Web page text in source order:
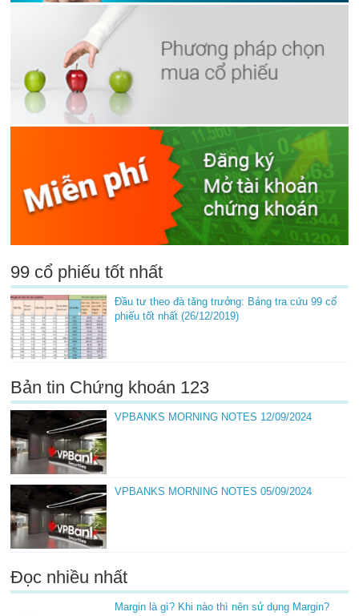
99 cổ phiếu tốt nhất
Đầu tư theo đà tăng trưởng: Bảng tra cứu 99 cổ
phiếu tốt nhất (26/12/2019)
Bản tin Chứng khoán 123
VPBANKS MORNING NOTES 12/09/2024
VPBANKS MORNING NOTES 05/09/2024
Đọc nhiều nhất
Margin là gì? Khi nào thì nên sử dụng Margin?